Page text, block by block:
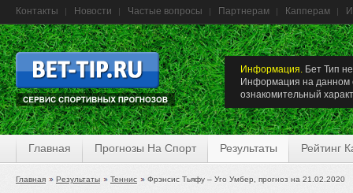
Контакты Новости Частые вопросы Партнерам Капперам
Информация. Бет Тип
Информация на данном
ознакомительный
Главная Прогнозы На Спорт Результаты Рейтинг
Главная Результаты Теннис Фрэнсис Тьяфу – Уго Умбер, прогноз на 21.02.2020